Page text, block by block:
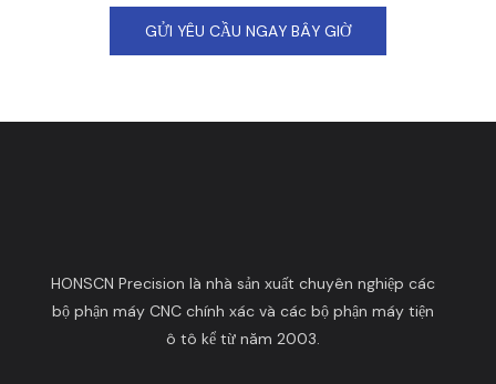
GỬI YÊU CẦU NGAY BÂY GIỜ
HONSCN Precision là nhà sản xuất chuyên nghiệp các
bộ phận máy CNC chính xác và các bộ phận máy tiện
ô tô kể từ năm 2003.